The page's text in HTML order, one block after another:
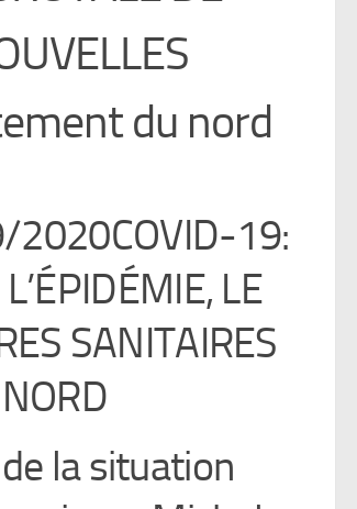
du nord
2020COVID-19:
LE
SANITAIRES
la situation